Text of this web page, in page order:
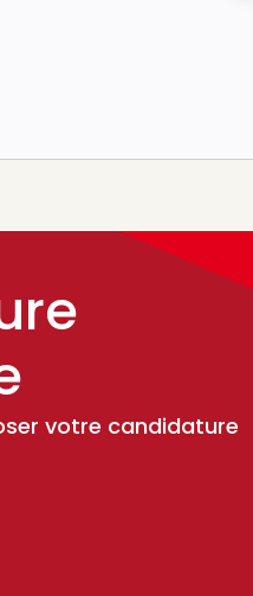
votre candidature